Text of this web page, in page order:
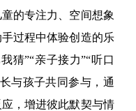
的专注力、空间想象
过程中体验创造的乐
猜”“亲子接力”“听口
与孩子共同参与，通
，增进彼此默契与情